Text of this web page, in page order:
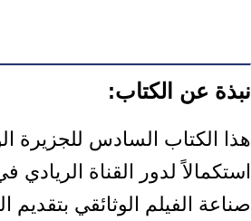
نبذة عن الكتاب:
هذا الكتاب السادس للجزيرة
استكمالاً لدور القناة الريادي
صناعة الفيلم الوثائقي بتقديم